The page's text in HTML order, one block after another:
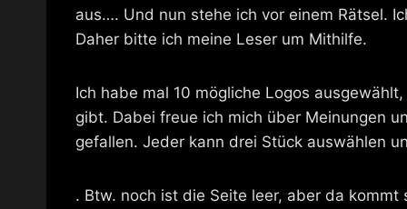
aus…. Und nun stehe ich vor einem Rätsel.
Daher bitte ich meine Leser um Mithilfe.
Ich habe mal 10 mögliche Logos
gibt. Dabei freue ich mich über Meinungen
gefallen. Jeder kann drei Stück auswählen
. Btw. noch ist die Seite leer, aber da